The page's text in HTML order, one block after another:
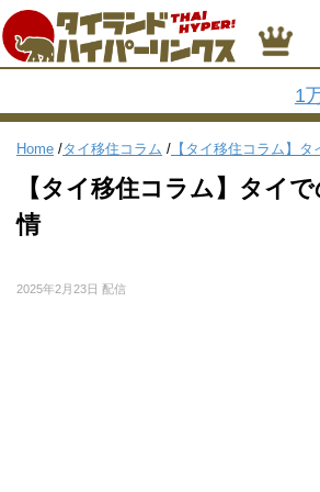
1
Home /タイ移住コラム / 【タイ移住コラム】
【タイ移住コラム】タイ
情
2025年2月23日 配信